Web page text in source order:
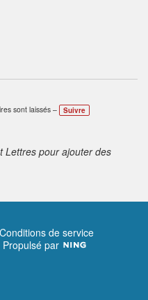
sont laissés –
Suivre
Lettres pour ajouter des
Conditions de service
Propulsé par